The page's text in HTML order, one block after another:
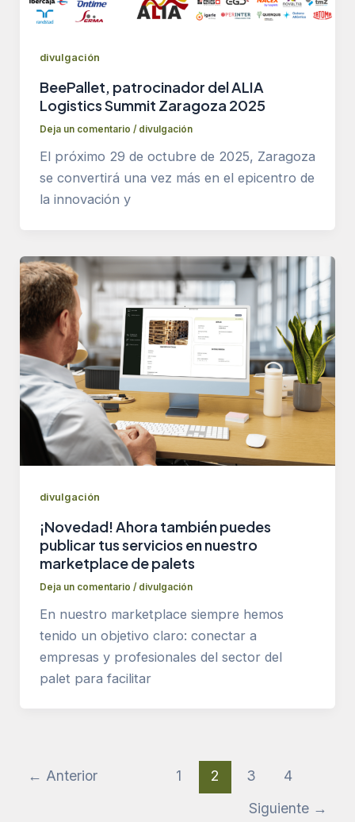
divulgación
BeePallet, patrocinador del ALIA
Logistics Summit Zaragoza 2025
Deja un comentario / divulgación
El próximo 29 de octubre de 2025, Zaragoza
se convertirá una vez más en el epicentro de
la innovación y
divulgación
¡Novedad! Ahora también puedes
publicar tus servicios en nuestro
marketplace de palets
Deja un comentario / divulgación
En nuestro marketplace siempre hemos
tenido un objetivo claro: conectar a
empresas y profesionales del sector del
palet para facilitar
← Anterior 1 2 3
4
Siguiente →